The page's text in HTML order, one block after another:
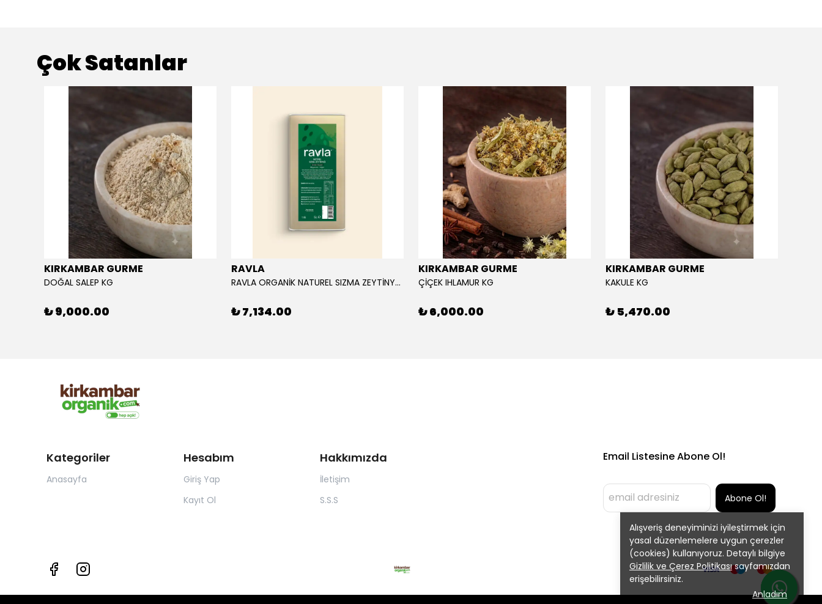
Alışveriş deneyiminizi iyileştirmek için
yasal düzenlemelere uygun çerezler
(cookies) kullanıyoruz. Detaylı bilgiye
Gizlilik ve Çerez Politikasısayfamızdan
erişebilirsiniz.
Anladım
Çok Satanlar
KIRKAMBAR GURME
DOĞAL SALEP KG
₺ 9,000.00
RAVLA
RAVLA ORGANİK NATUREL SIZMA ZEYTİNYAĞI 5L
₺ 7,134.00
KIRKAMBAR GURME
ÇİÇEK IHLAMUR KG
₺ 6,000.00
KIRKAMBAR GURME
KAKULE KG
₺ 5,470.00
Kategoriler
Anasayfa
Hesabım
Giriş Yap
Kayıt Ol
Hakkımızda
İletişim
S.S.S
Email Listesine Abone Ol!
Abone Ol!